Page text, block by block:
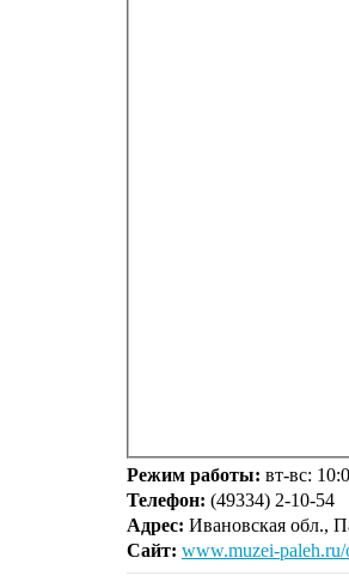
Режим работы: вт-вс:
Телефон: (49334) 2-10-54
Адрес: Ивановская обл.,
Сайт: www.muzei-